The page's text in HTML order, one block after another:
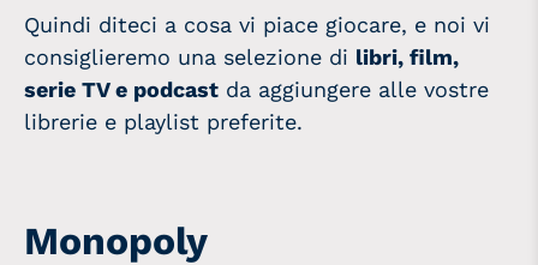
Quindi diteci a cosa vi piace giocare, e noi vi
consiglieremo una selezione di libri, film,
serie TV e podcast da aggiungere alle vostre
librerie e playlist preferite.
Monopoly